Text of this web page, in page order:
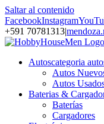
Saltar al contenido
FacebookInstagram
+591 70781313|
Autoscategoria
Autos
Autos
Baterias &
Baterías
Cargadores